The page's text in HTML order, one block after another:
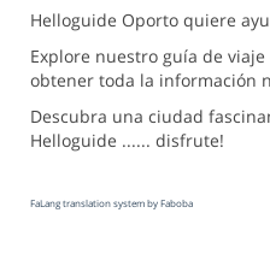
Helloguide Oporto quiere
Explore nuestro guía de
obtener toda la información
Descubra una ciudad
Helloguide ...... disfrute!
FaLang translation system by Faboba